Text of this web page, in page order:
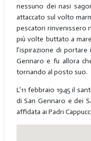
nessuno dei nasi
attaccato sul volto
pescatori rinvenissero
più volte buttato a
l’ispirazione di
Gennaro e fu allora
tornando al posto suo.
L’11 febbraio 1945 il
di San Gennaro e dei
affidata ai Padri